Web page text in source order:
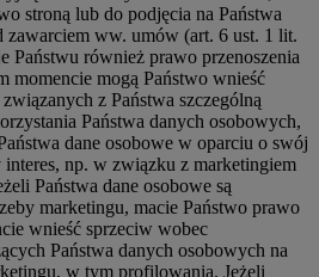
stroną lub do podjęcia na Państwa
zawarciem ww. umów (art. 6 ust. 1 lit.
Państwu również prawo przenoszenia
momencie mogą Państwo wnieść
z Państwa szczególną
Państwa danych osobowych,
dane osobowe w oparciu o swój
interes, np. w związku z marketingiem
Państwa dane osobowe są
marketingu, macie Państwo prawo
wnieść sprzeciw wobec
Państwa danych osobowych na
w tym profilowania. Jeżeli